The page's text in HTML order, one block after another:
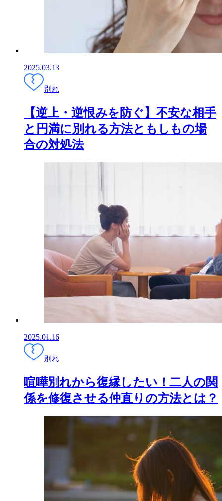
2025.03.13
別れ
【逆上・逆恨みを防ぐ】不安な相手
と円満に別れる方法ともしもの場
合の対処法
2025.01.16
別れ
喧嘩別れから復縁したい！二人の関
係を修復させる仲直りの方法とは？